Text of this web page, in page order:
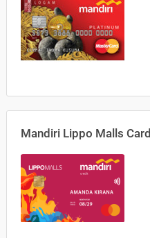
Mandiri Lippo Malls Card